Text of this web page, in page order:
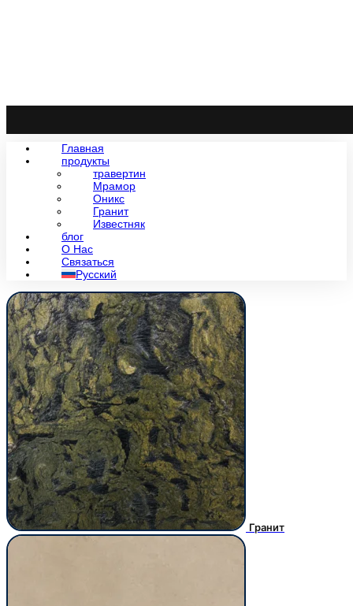
Главная
продукты
травертин
Мрамор
Оникс
Гранит
Известняк
блог
О Нас
Связаться
Русский
Гранит